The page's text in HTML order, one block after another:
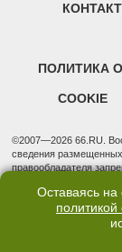
ПОЛИТИКА
COOKIE
©2007—2026 66.RU.
сведения
правообладателя
надзору в сфере
(Роскомнадзор).
Учредитель:
3, оф. 7015
Оставаясь на